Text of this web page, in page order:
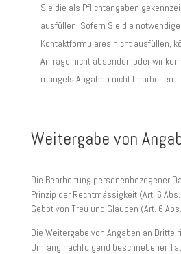
Sie die als Pflichtangaben
ausfüllen. Sofern Sie die
Kontaktformulares nicht ausfüllen,
Anfrage nicht absenden oder wir
mangels Angaben nicht bearbeiten.
Weitergabe von
Die Bearbeitung personenbezogener
Prinzip der Rechtmässigkeit (Art. 6
Gebot von Treu und Glauben (Art. 6
Die Weitergabe von Angaben an Dritte
Umfang nachfolgend beschriebener